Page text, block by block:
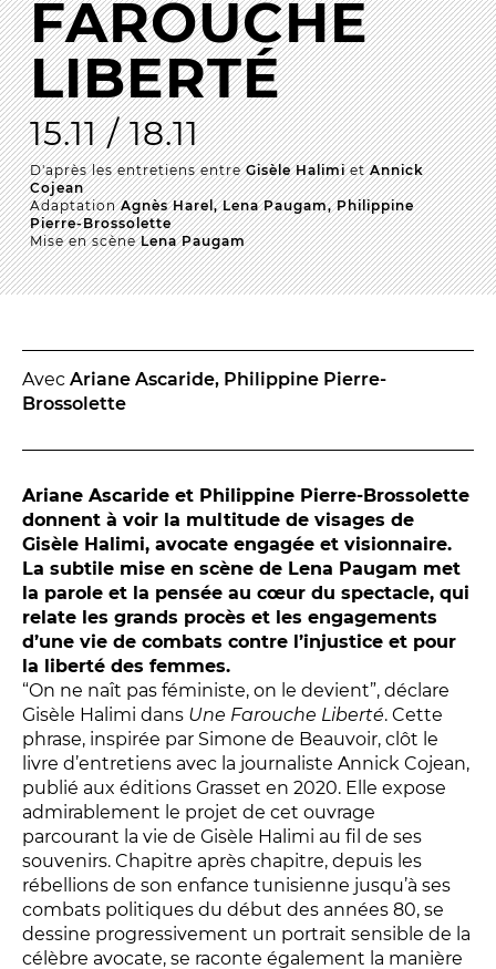
La Troupe et les élèves de l'ERACM
L’Équipe
Les Partenaires
LA SAISON
TOUTE LA SAISON
Les Spectacles
Les Tournées
Conversation intime
Les Procès du samedi
Les Jeudis littéraires
Le Comité de lecture
LES TEMPS FORTS
Les Contes d’apéro
Festival de Magie
Festival de Tragédies
LE PUBLIC
VOUS ÊTES...
FAROUCHE
LIBERTÉ
15.11 / 18.11
D'après les entretiens entreGisèle HalimietAnnick
Cojean
AdaptationAgnès Harel, Lena Paugam, Philippine
Pierre-Brossolette
Mise en scèneLena Paugam
Avec Ariane Ascaride, Philippine Pierre-
Brossolette
Ariane Ascaride et Philippine Pierre-Brossolette
donnent à voir la multitude de visages de
Gisèle Halimi, avocate engagée et visionnaire.
La subtile mise en scène de Lena Paugam met
la parole et la pensée au cœur du spectacle, qui
relate les grands procès et les engagements
d’une vie de combats contre l’injustice et pour
la liberté des femmes.
“On ne naît pas féministe, on le devient”, déclare
Gisèle Halimi dans Une Farouche Liberté. Cette
phrase, inspirée par Simone de Beauvoir, clôt le
livre d’entretiens avec la journaliste Annick Cojean,
publié aux éditions Grasset en 2020. Elle expose
admirablement le projet de cet ouvrage
parcourant la vie de Gisèle Halimi au fil de ses
souvenirs. Chapitre après chapitre, depuis les
rébellions de son enfance tunisienne jusqu’à ses
combats politiques du début des années 80, se
dessine progressivement un portrait sensible de la
célèbre avocate, se raconte également la manière